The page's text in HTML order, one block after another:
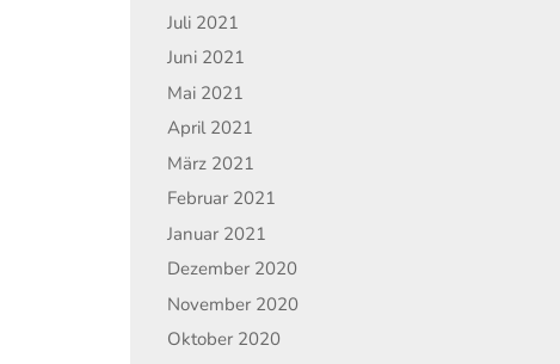
Juli 2021
Juni 2021
Mai 2021
April 2021
März 2021
Februar 2021
Januar 2021
Dezember 2020
November 2020
Oktober 2020